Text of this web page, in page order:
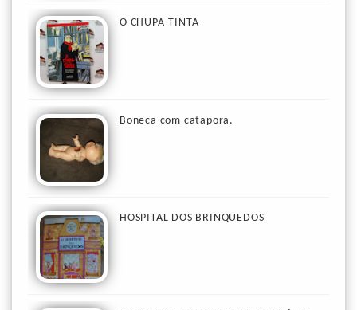
O CHUPA-TINTA
Boneca com catapora.
HOSPITAL DOS BRINQUEDOS